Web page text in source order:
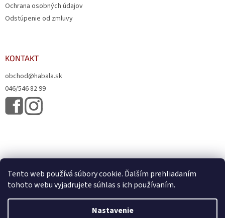
Tento web používá súbory cookie. Ďalším prehliadaním
tohoto webu vyjadrujete súhlas s ich používaním.
Nastavenie
Ochrana osobných údajov
Odstúpenie od zmluvy
KONTAKT
obchod@habala.sk
046/546 82 99